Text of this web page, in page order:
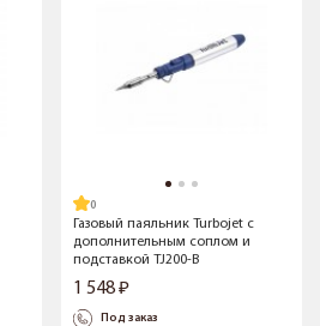
Газовый паяльник Turbojet с
дополнительным соплом и
подставкой TJ200-B
1 548
Под заказ